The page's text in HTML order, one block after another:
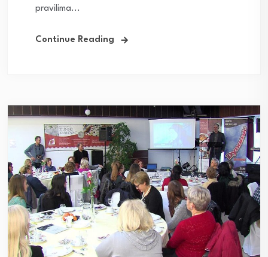
pravilima...
Continue Reading